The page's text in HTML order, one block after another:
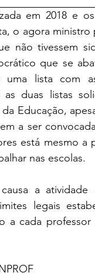
em 2018 e
o agora ministro
não tivessem
que se
uma lista com
as duas listas
Educação,
a ser
está mesmo a
nas escolas.
a
legais
a cada